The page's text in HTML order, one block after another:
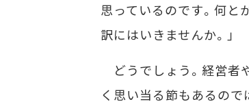
思っているのです。何と
訳にはいきませんか。」
どうでしょう。経営者
く思い当る節もあるので